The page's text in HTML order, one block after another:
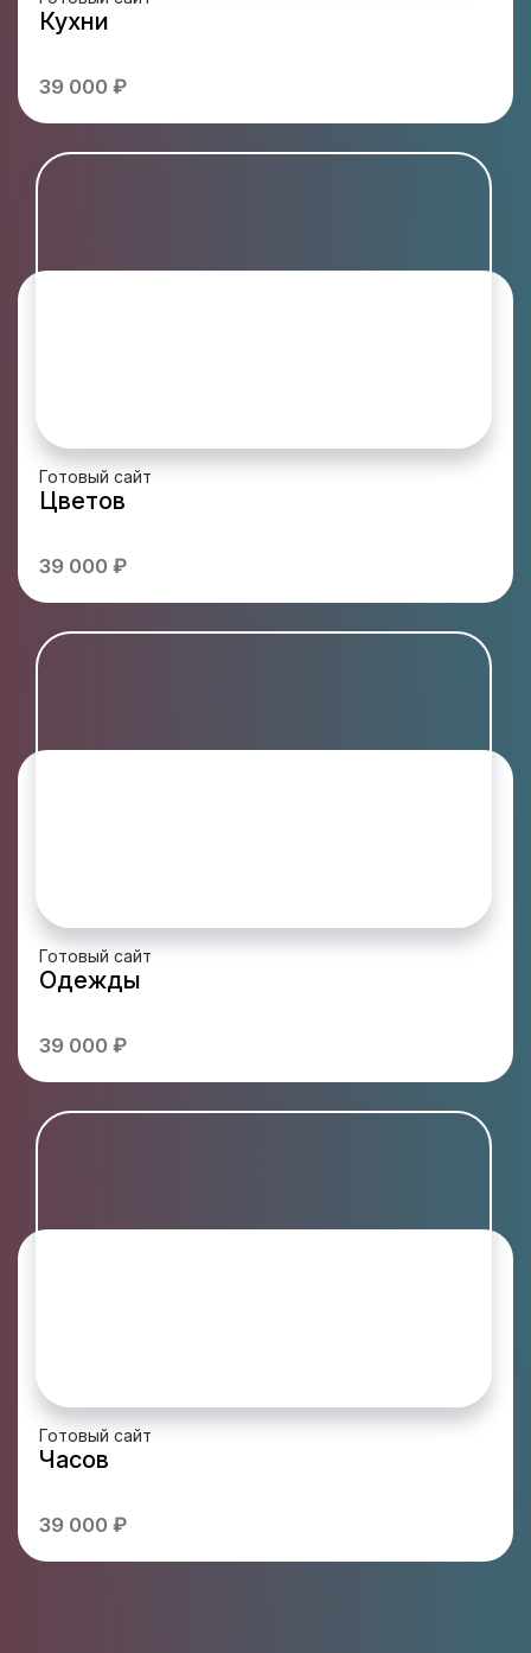
Кухни
39 000 ₽
Готовый сайт
Цветов
39 000 ₽
Готовый сайт
Одежды
39 000 ₽
Готовый сайт
Часов
39 000 ₽